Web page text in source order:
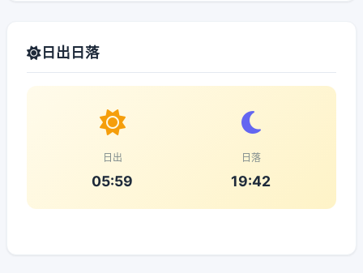
日出日落
日出
05:59
日落
19:42